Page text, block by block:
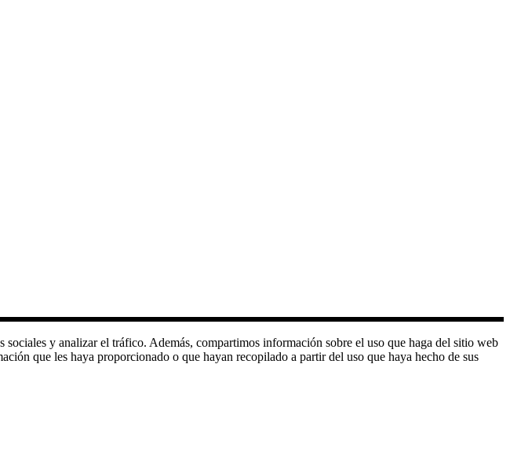
y analizar el tráfico. Además, compartimos información sobre el uso que haga del sitio web
que les haya proporcionado o que hayan recopilado a partir del uso que haya hecho de sus